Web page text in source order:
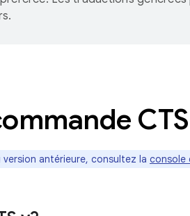
antérieure, consultez la console